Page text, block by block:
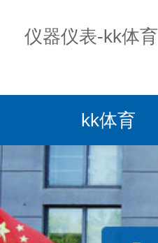
仪器仪表-kk体育
kk体育